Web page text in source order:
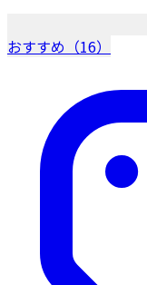
おすすめ（16）